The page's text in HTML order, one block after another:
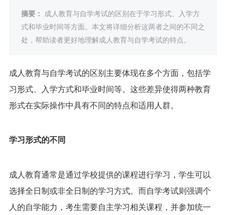
立即预约
摘要： 成人教育与自学考试的区别在于学习形式、入学方
式和毕业时间等方面。本文将详细分析这两者之间的不同之
处，帮助读者更好地理解成人教育与自学考试的特点。
成人教育与自学考试的区别主要体现在多个方面，包括学
习形式、入学方式和毕业时间等。这些差异使得两种教育
形式在实际操作中具有不同的特点和适用人群。
学习形式的不同
成人教育通常是通过学校提供的课程进行学习，学生可以
选择全日制或非全日制的学习方式。而自学考试则强调个
人的自学能力，考生需要自主学习相关课程，并参加统一